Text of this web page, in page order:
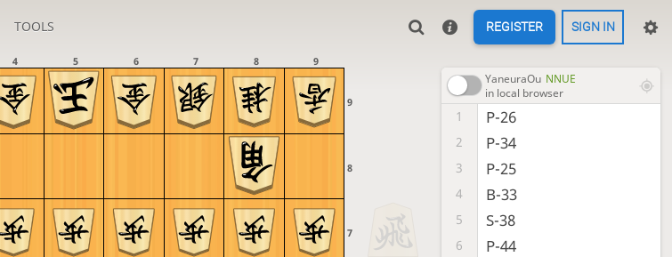
TOOLS REGISTER SIGN IN
9
8
7
9
8
7
6
5
4
YaneuraOu NNUE
in local browser
1 P-26
2 P-34
3 P-25
4 B-33
5 S-38
6 P-44